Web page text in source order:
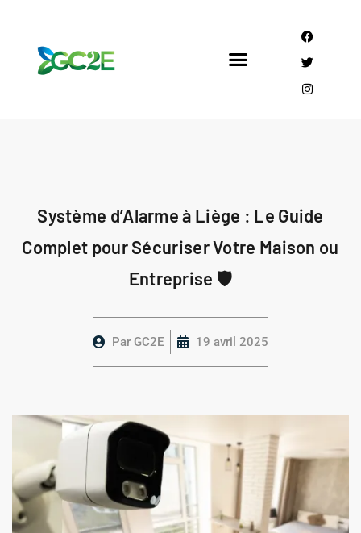
Système d’Alarme à Liège : Le Guide
Complet pour Sécuriser Votre Maison ou
Entreprise 🛡️
Par GC2E 19 avril 2025